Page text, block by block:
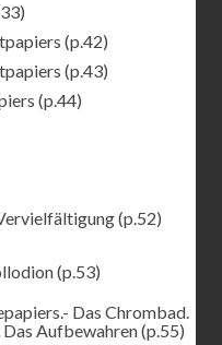
(p.42)
(p.43)
(p.44)
(p.52)
(p.53)
Das Chrombad.
Das Aufbewahren(p.55)